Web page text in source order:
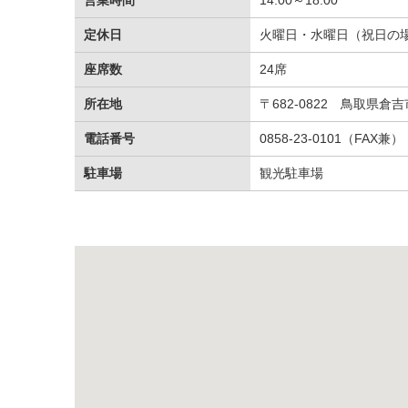
定休日 火曜日・水曜日（祝日の
座席数 24席
所在地 〒682-0822 鳥取県倉吉
電話番号 0858-23-0101（FAX兼）
駐車場 観光駐車場